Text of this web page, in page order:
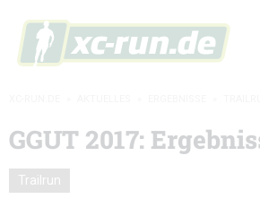
GGUT 2017:
Trailrun